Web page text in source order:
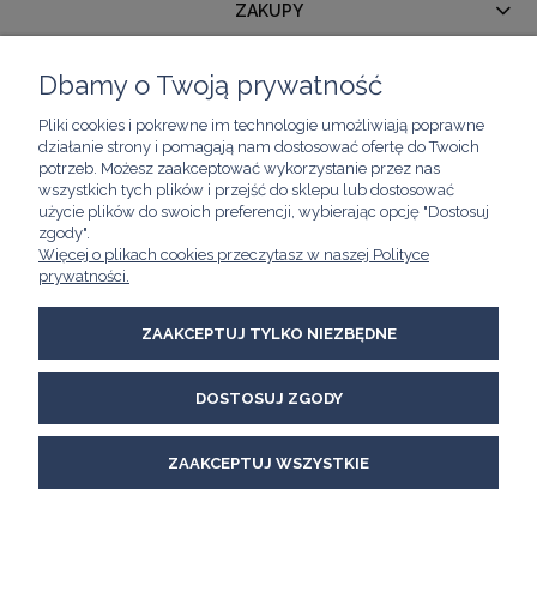
ZAKUPY
POMOC
MOJE KONTO
INFORMACJE
Kawimet W. Bunia i Spółka, Spółka Jawna
01-230 Warszawa
email:kawimet@kawimet.pl
POKAŻ PEŁNĄ WERSJĘ STRONY
Sklep internetowy Shoper Premium
Dbamy o Twoją prywatność
Pliki cookies i pokrewne im technologie umożliwiają poprawne
działanie strony i pomagają nam dostosować ofertę do Twoich
potrzeb. Możesz zaakceptować wykorzystanie przez nas
wszystkich tych plików i przejść do sklepu lub dostosować
użycie plików do swoich preferencji, wybierając opcję "Dostosuj
zgody".
Więcej o plikach cookies przeczytasz w naszej Polityce
prywatności.
ZAAKCEPTUJ TYLKO NIEZBĘDNE
DOSTOSUJ ZGODY
ZAAKCEPTUJ WSZYSTKIE